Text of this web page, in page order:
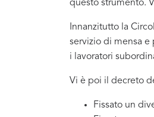
questo strumento.
Innanzitutto la
servizio di mensa e
i lavoratori
Vi è poi il decreto
Fissato un